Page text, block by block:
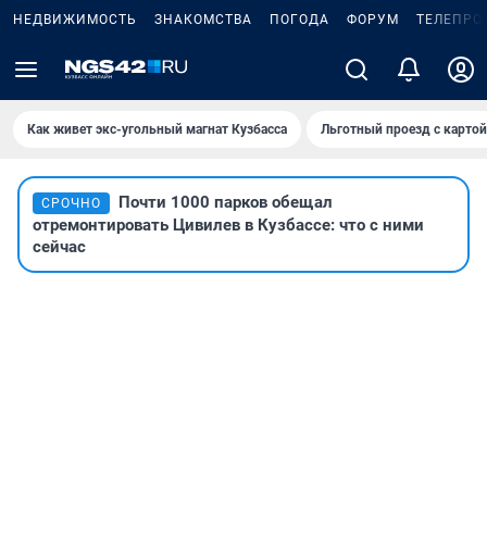
НЕДВИЖИМОСТЬ ЗНАКОМСТВА ПОГОДА ФОРУМ
Как живет экс-угольный магнат Кузбасса Льготный проезд с
СРОЧНО
Почти 1000 парков обещал
отремонтировать Цивилев в Кузбассе: что с ними
сейчас